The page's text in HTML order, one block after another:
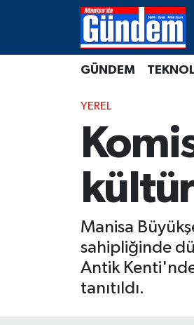
GÜNDEM
YEREL
Manisa
sahipliğinde
Antik
tanıtıldı.
Manisa Hava Durumu
Süper Lig Puan Durumu ve
Tüm Manşetler
Son Dakika Haberleri
Haber Arşivi